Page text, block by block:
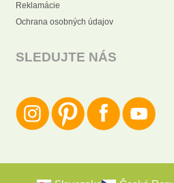
Reklamácie
Ochrana osobných údajov
SLEDUJTE NÁS